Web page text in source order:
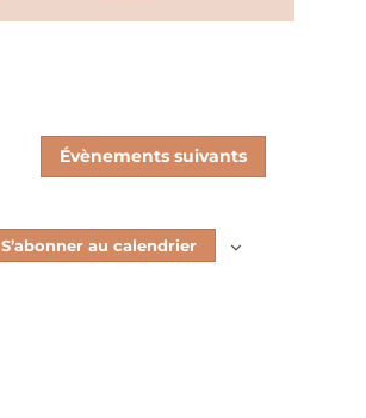
Évènements suivants
S’abonner au calendrier